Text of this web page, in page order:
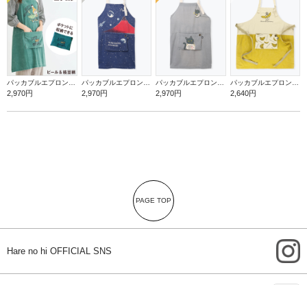
パッカブルエプロン【ビール＆枝豆】
2,970円
パッカブルエプロン【赤富士】
2,970円
パッカブルエプロン【罪深ネコ】
2,970円
パッカブルエプロン【バナナ】
2,640円
PAGE TOP
Hare no hi OFFICIAL SNS